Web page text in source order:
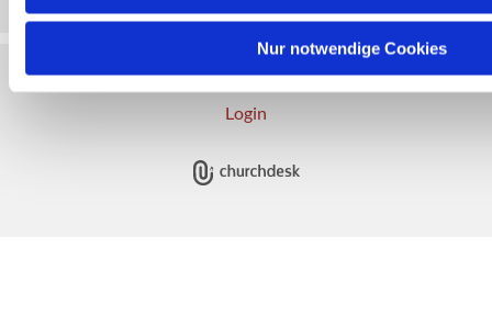
Nur notwendige Cookies
Impressum Datenschutzerklärung
ChurchDesk-
Login